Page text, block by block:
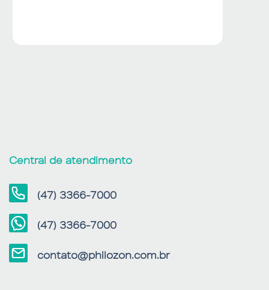
Central de atendimento
(47) 3366-7000
(47) 3366-7000
contato@philozon.com.br